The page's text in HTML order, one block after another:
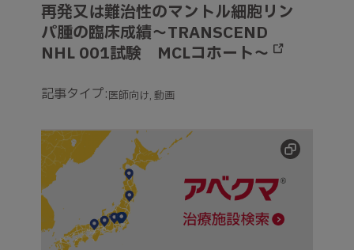
再発又は難治性のマントル細胞リン
パ腫の臨床成績～TRANSCEND
NHL 001試験 MCLコホート～
記事タイプ:医師向け 動画
アベクマ治療施設検索